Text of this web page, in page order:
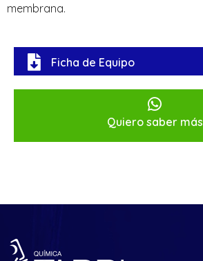
membrana.
Ficha de Equipo
Quiero saber más